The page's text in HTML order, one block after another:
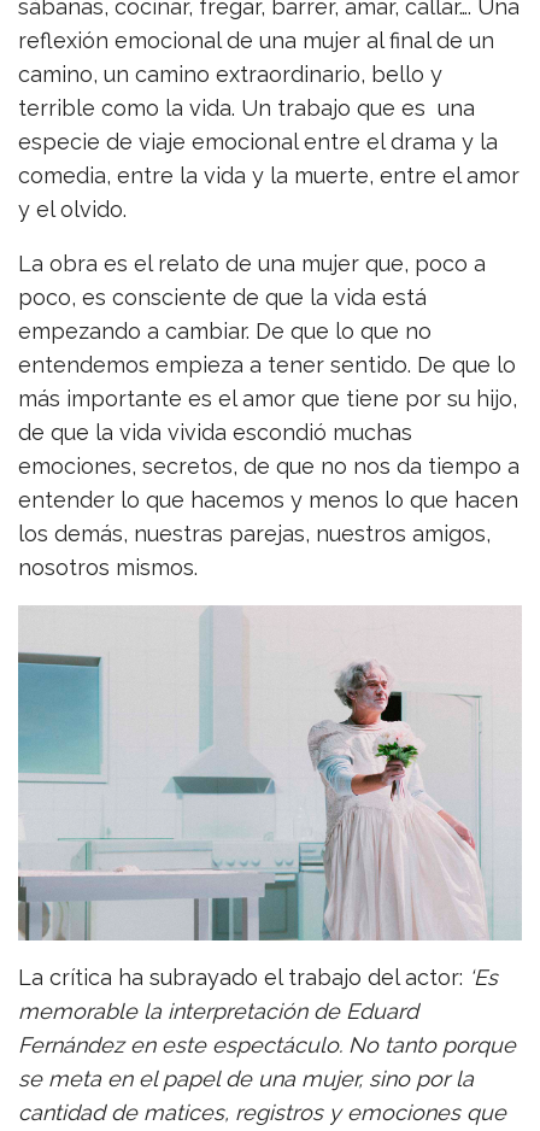
sábanas, cocinar, fregar, barrer, amar, callar…. Una
reflexión emocional de una mujer al final de un
camino, un camino extraordinario, bello y
terrible como la vida. Un trabajo que es una
especie de viaje emocional entre el drama y la
comedia, entre la vida y la muerte, entre el amor
y el olvido.
La obra es el relato de una mujer que, poco a
poco, es consciente de que la vida está
empezando a cambiar. De que lo que no
entendemos empieza a tener sentido. De que lo
más importante es el amor que tiene por su hijo,
de que la vida vivida escondió muchas
emociones, secretos, de que no nos da tiempo a
entender lo que hacemos y menos lo que hacen
los demás, nuestras parejas, nuestros amigos,
nosotros mismos.
La crítica ha subrayado el trabajo del actor: ‘Es
memorable la interpretación de Eduard
Fernández en este espectáculo. No tanto porque
se meta en el papel de una mujer, sino por la
cantidad de matices, registros y emociones que